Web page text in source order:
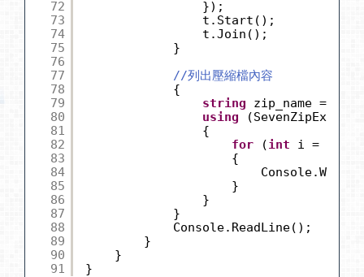
72
73
74
75
76
77
78
79
80
81
82
83
84
85
86
87
88
89
90
91
});
t.Start();
t.Join();
}
//列出壓縮檔內容
{
string
zip_name =
using
{
for
(int
i = 0; i <
{
}
}
}
Console.ReadLine();
}
}
}